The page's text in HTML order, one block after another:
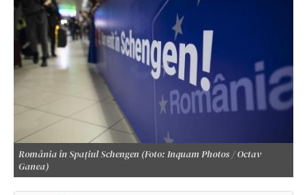
România în Spațiul Schengen (Foto: Inquam Photos / Octav
Ganea)